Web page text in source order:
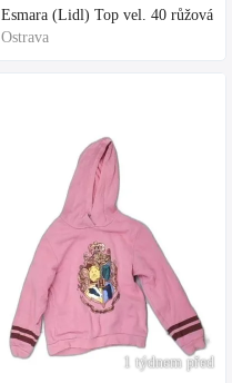
Esmara (Lidl) Top vel. 40 růžová
Ostrava
1 týdnem před